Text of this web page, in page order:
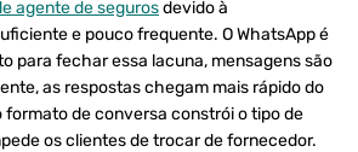
agente de segurosdevido à
e pouco frequente. O WhatsApp é
para fechar essa lacuna, mensagens são
as respostas chegam mais rápido do
formato de conversa constrói o tipo de
os clientes de trocar de fornecedor.